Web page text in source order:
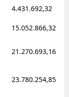
4.431.692,32
15.052.866,32
21.270.693,16
23.780.254,85